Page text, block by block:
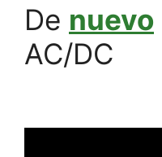
De nuevo
AC/DC